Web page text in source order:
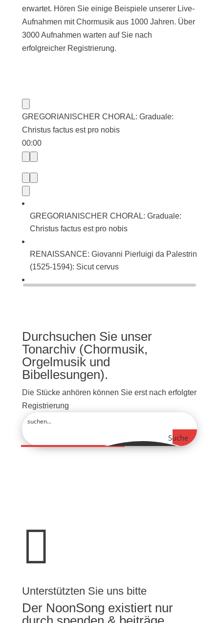
erwartet. Hören Sie einige Beispiele unserer Live-
Aufnahmen mit Chormusik aus 1000 Jahren. Über
3000 Aufnahmen warten auf Sie nach
erfolgreicher Registrierung.
GREGORIANISCHER CHORAL: Graduale:
Christus factus est pro nobis
00:00
GREGORIANISCHER CHORAL: Graduale:
Christus factus est pro nobis
RENAISSANCE: Giovanni Pierluigi da Palestrina
(1525-1594): Sicut cervus
Durchsuchen Sie unser
Tonarchiv (Chormusik,
Orgelmusik und
Bibellesungen).
Die Stücke anhören können Sie erst nach erfolgter
Registrierung
Suche

Unterstützten Sie uns bitte
Der NoonSong existiert nur